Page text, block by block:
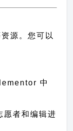
源。您可以
中
者和编辑进